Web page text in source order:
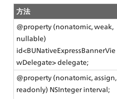
方法
@property (nonatomic, weak,
nullable)
id<BUNativeExpressBannerVie
wDelegate> delegate;
@property (nonatomic, assign,
readonly) NSInteger interval;